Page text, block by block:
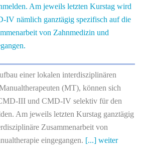
einer lokalen interdisziplinären
(MT), können sich
III und CMD-IV selektiv für den
Am jeweils letzten Kurstag ganztägig
Zusammenarbeit von
eingegangen. [...] weiter